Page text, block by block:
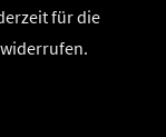
für die
widerrufen.